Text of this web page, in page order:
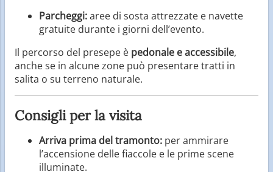
Parcheggi:aree di sosta attrezzate e navette
gratuite durante i giorni dell’evento.
Il percorso del presepe è pedonale e accessibile,
anche se in alcune zone può presentare tratti in
salita o su terreno naturale.
Consigli per la visita
Arriva prima del tramonto: per ammirare
l’accensione delle fiaccole e le prime scene
illuminate.